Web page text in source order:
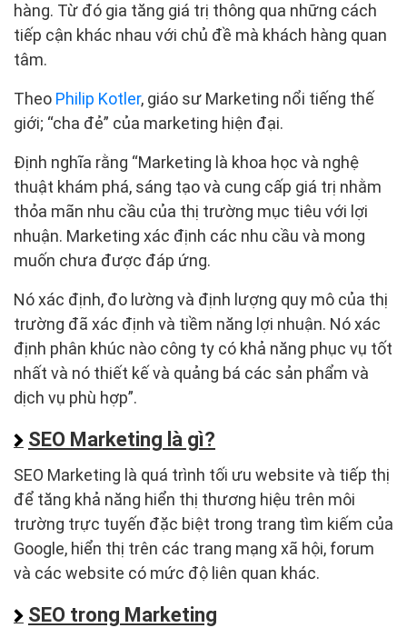
hàng. Từ đó gia tăng giá trị thông qua những cách
tiếp cận khác nhau với chủ đề mà khách hàng quan
tâm.
Theo Philip Kotler, giáo sư Marketing nổi tiếng thế
giới; “cha đẻ” của marketing hiện đại.
Định nghĩa rằng “Marketing là khoa học và nghệ
thuật khám phá, sáng tạo và cung cấp giá trị nhằm
thỏa mãn nhu cầu của thị trường mục tiêu với lợi
nhuận. Marketing xác định các nhu cầu và mong
muốn chưa được đáp ứng.
Nó xác định, đo lường và định lượng quy mô của thị
trường đã xác định và tiềm năng lợi nhuận. Nó xác
định phân khúc nào công ty có khả năng phục vụ tốt
nhất và nó thiết kế và quảng bá các sản phẩm và
dịch vụ phù hợp”.
SEO Marketing là gì?
SEO Marketing là quá trình tối ưu website và tiếp thị
để tăng khả năng hiển thị thương hiệu trên môi
trường trực tuyến đặc biệt trong trang tìm kiếm của
Google, hiển thị trên các trang mạng xã hội, forum
và các website có mức độ liên quan khác.
SEO trong Marketing